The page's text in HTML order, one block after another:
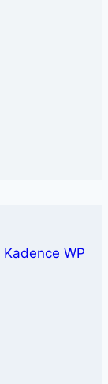
Kadence WP